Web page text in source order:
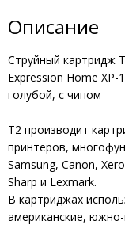
Описание
Струйный картридж
Expression Home
голубой, с чипом
T2 производит
принтеров,
Samsung, Canon,
Sharp и Lexmark.
В картриджах
американские,